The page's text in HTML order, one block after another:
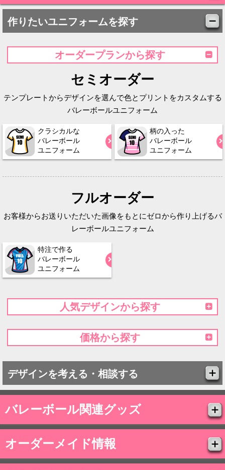
作りたいユニフォームを探す
オーダープランから探す
セミオーダー
テンプレートからデザインを選んで色とプリントをカスタムする
バレーボールユニフォーム
クラシカルな
バレーボール
ユニフォーム
柄の入った
バレーボール
ユニフォーム
フルオーダー
お客様からお送りいただいた画像をもとにゼロから作り上げるバ
レーボールユニフォーム
特注で作る
バレーボール
ユニフォーム
人気デザインから探す
価格から探す
デザインを考える・相談する
バレーボール関連グッズ
オーダーメイド情報